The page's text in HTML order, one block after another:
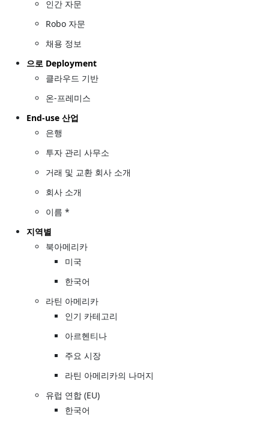
인간 자문
Robo 자문
채용 정보
으로 Deployment
클라우드 기반
온-프레미스
End-use 산업
은행
투자 관리 사무소
거래 및 교환 회사 소개
회사 소개
이름 *
지역별
북아메리카
미국
한국어
라틴 아메리카
인기 카테고리
아르헨티나
주요 시장
라틴 아메리카의 나머지
유럽 연합 (EU)
한국어